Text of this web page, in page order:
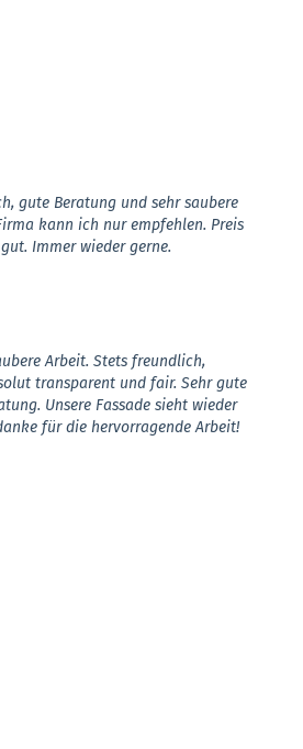
gute Beratung und sehr saubere
kann ich nur empfehlen. Preis
Immer wieder gerne.
Arbeit. Stets freundlich,
transparent und fair. Sehr gute
Unsere Fassade sieht wieder
für die hervorragende Arbeit!